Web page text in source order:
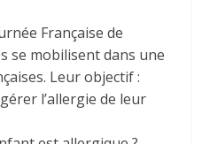
Française de
se mobilisent dans une
Leur objectif :
l’allergie de leur